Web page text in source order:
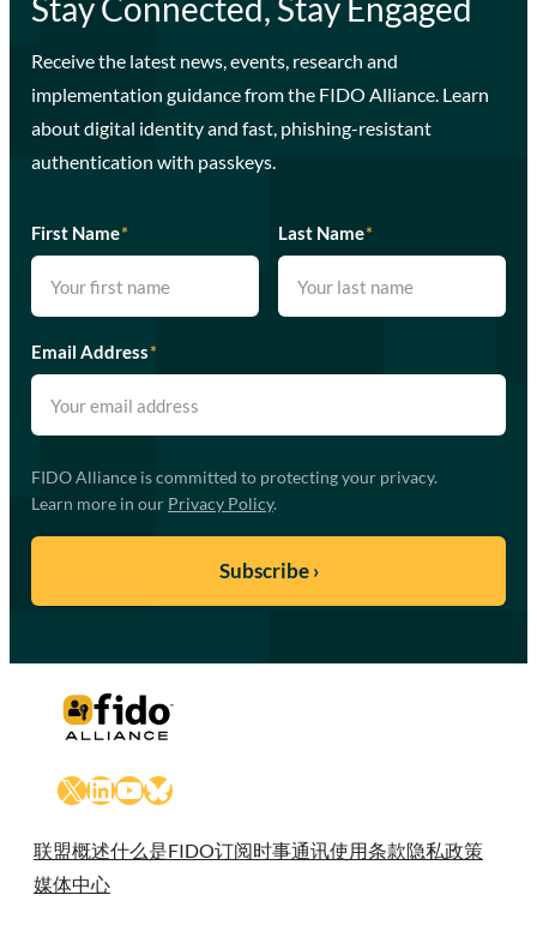
Receive the latest news, events, research and
implementation guidance from the FIDO Alliance. Learn
about digital identity and fast, phishing-resistant
authentication with passkeys.
First Name* Last Name*
Email Address*
FIDO Alliance is committed to protecting your privacy.
Learn more in our Privacy Policy.
X LinkedIn
YouTube
Bluesky
联盟概述什么是FIDO订阅时事通讯使用条款隐私政策
媒体中心